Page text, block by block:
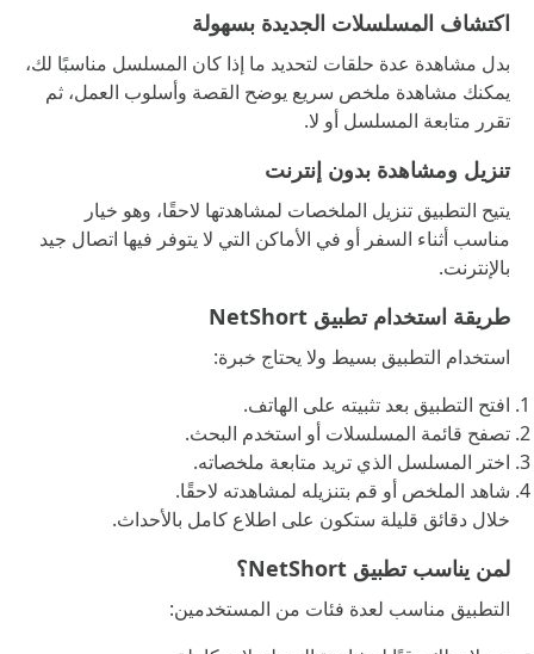
اكتشاف المسلسلات الجديدة بسهولة
بدل مشاهدة عدة حلقات لتحديد ما إذا كان المسلسل مناسبًا لك،
يمكنك مشاهدة ملخص سريع يوضح القصة وأسلوب العمل، ثم
تقرر متابعة المسلسل أو لا.
تنزيل ومشاهدة بدون إنترنت
يتيح التطبيق تنزيل الملخصات لمشاهدتها لاحقًا، وهو خيار
مناسب أثناء السفر أو في الأماكن التي لا يتوفر فيها اتصال جيد
بالإنترنت.
طريقة استخدام تطبيق NetShort
استخدام التطبيق بسيط ولا يحتاج خبرة:
افتح التطبيق بعد تثبيته على الهاتف.
تصفح قائمة المسلسلات أو استخدم البحث.
اختر المسلسل الذي تريد متابعة ملخصاته.
شاهد الملخص أو قم بتنزيله لمشاهدته لاحقًا.
خلال دقائق قليلة ستكون على اطلاع كامل بالأحداث.
لمن يناسب تطبيق NetShort؟
التطبيق مناسب لعدة فئات من المستخدمين: